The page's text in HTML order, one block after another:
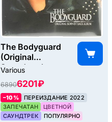
The Bodyguard
(Original
Soundtrack
Various
68906201 ₽
–10%
ПЕРЕИЗДАНИЕ 2022
ЗАПЕЧАТАН
ЦВЕТНОЙ
САУНДТРЕК
ПОПУЛЯРНО